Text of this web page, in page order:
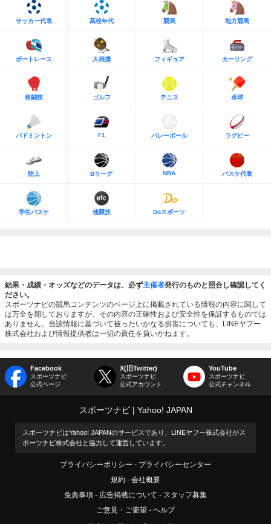
サッカー代表 高校年代 競馬 地方競馬
ボートレース 大相撲 フィギュア カーリング
格闘技 ゴルフ テニス 卓球
バドミントン F1 バレーボール ラグビー
陸上 Bリーグ NBA バスケ代表
学生バスケ 他競技 Doスポーツ
結果・成績・オッズなどのデータは、必ず主催者発行のものと照合し確認してく
ださい。
スポーツナビの競馬コンテンツのページ上に掲載されている情報の内容に関して
は万全を期しておりますが、その内容の正確性および安全性を保証するものでは
ありません。当該情報に基づいて被ったいかなる損害についても、LINEヤフー
株式会社および情報提供者は一切の責任を負いかねます。
Facebook
スポーツナビ
公式ページ
X(旧Twitter)
スポーツナビ
公式アカウント
YouTube
スポーツナビ
公式チャンネル
スポーツナビ Yahoo! JAPAN
スポーツナビはYahoo! JAPANのサービスであり、LINEヤフー株式会社がス
ポーツナビ株式会社と協力して運営しています。
プライバシーポリシー
プライバシーセンター
規約
会社概要
免責事項
広告掲載について
スタッフ募集
ご意見・ご要望
ヘルプ